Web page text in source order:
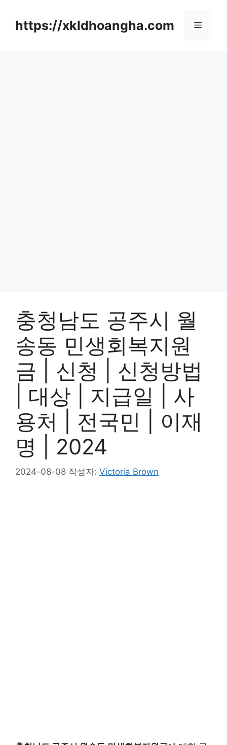
https://xkldhoangha.com 메
충청남도 공주시 월
송동 민생회복지원
금 | 신청 | 신청방법
| 대상 | 지급일 | 사
용처 | 전국민 | 이재
명 | 2024
2024-08-08 작성자: Victoria Brown